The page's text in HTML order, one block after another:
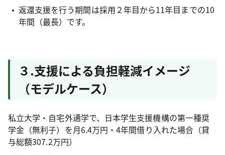
返還支援を行う期間は採用２年目から11年目までの10
年間（最長）です。
３.支援による負担軽減イメージ
（モデルケース）
私立大学・自宅外通学で、日本学生支援機構の第一種奨
学金（無利子）を月6.4万円・4年間借り入れた場合（貸
与総額307.2万円）